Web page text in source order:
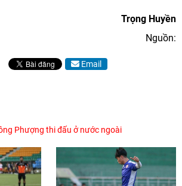
Trọng Huyền
Nguồn:
Email
Phượng thi đấu ở nước ngoài